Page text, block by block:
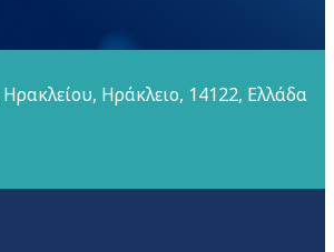
Ηράκλειο, 14122, Ελλάδα